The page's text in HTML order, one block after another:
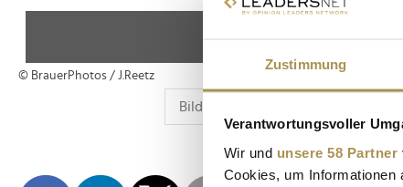
Zustimmung
Verantwortungsvoller
Wir und unsere 58 Partner
Cookies, um Informationen
© BrauerPhotos / J.Reetz